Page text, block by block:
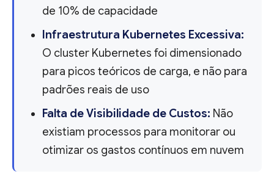
de 10% de capacidade
Infraestrutura Kubernetes Excessiva:
O cluster Kubernetes foi dimensionado
para picos teóricos de carga, e não para
padrões reais de uso
Falta de Visibilidade de Custos: Não
existiam processos para monitorar ou
otimizar os gastos contínuos em nuvem